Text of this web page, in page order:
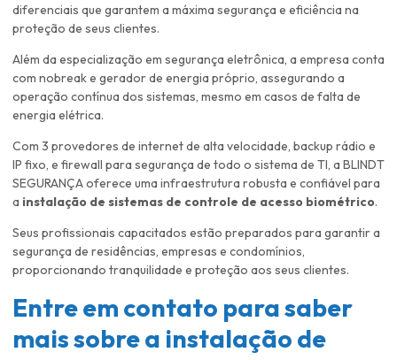
diferenciais que garantem a máxima segurança e eficiência na
proteção de seus clientes.
Além da especialização em segurança eletrônica, a empresa conta
com nobreak e gerador de energia próprio, assegurando a
operação contínua dos sistemas, mesmo em casos de falta de
energia elétrica.
Com 3 provedores de internet de alta velocidade, backup rádio e
IP fixo, e firewall para segurança de todo o sistema de TI, a BLINDT
SEGURANÇA oferece uma infraestrutura robusta e confiável para
a instalação de sistemas de controle de acesso biométrico.
Seus profissionais capacitados estão preparados para garantir a
segurança de residências, empresas e condomínios,
proporcionando tranquilidade e proteção aos seus clientes.
Entre em contato para saber
mais sobre a instalação de